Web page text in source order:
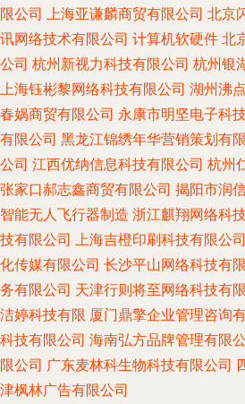
限公司 上海亚谦麟商贸有限公司 北京
讯网络技术有限公司 计算机软硬件 北
公司 杭州新视力科技有限公司 杭州银
上海钰彬黎网络科技有限公司 湖州沸
春娲商贸有限公司 永康市明坚电子科
有限公司 黑龙江锦绣年华营销策划有
公司 江西优纳信息科技有限公司 杭州
张家口郝志鑫商贸有限公司 揭阳市润
智能无人飞行器制造 浙江麒翔网络科
技有限公司 上海吉橙印刷科技有限公司
化传媒有限公司 长沙平山网络科技有
务有限公司 天津行则将至网络科技有
洁婷科技有限 厦门鼎擎企业管理咨询
科技有限公司 海南弘方品牌管理有限
限公司 广东麦林科生物科技有限公司
津枫林广告有限公司